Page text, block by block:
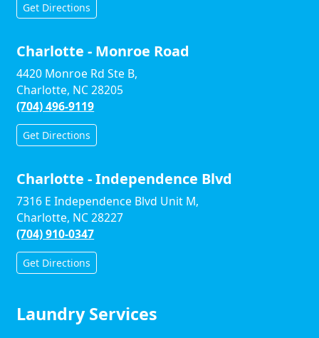
Get Directions
Charlotte - Monroe Road
4420 Monroe Rd Ste B,
Charlotte, NC 28205
(704) 496-9119
Get Directions
Charlotte - Independence Blvd
7316 E Independence Blvd Unit M,
Charlotte, NC 28227
(704) 910-0347
Get Directions
Laundry Services